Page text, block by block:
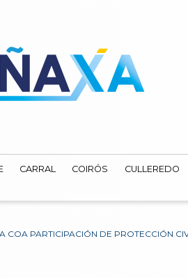
CARRAL COIRÓS CULLEREDO
PARTICIPACIÓN DE PROTECCIÓN